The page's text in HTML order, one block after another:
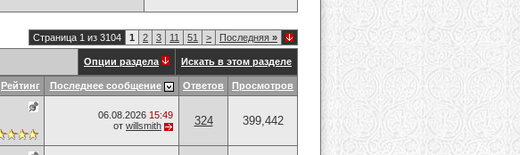
Страница 1 из 3104 1 2 3 11 51 > Последняя »
Опции раздела Искать в этом разделе
Рейтинг Последнее сообщение Ответов Просмотров
06.08.2026 15:49
от willsmith 324 399,442